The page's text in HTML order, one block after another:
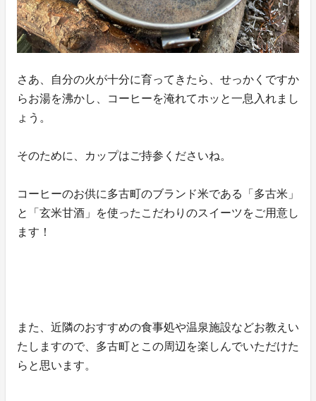
さあ、自分の火が十分に育ってきたら、せっかくですか
らお湯を沸かし、コーヒーを淹れてホッと一息入れまし
ょう。
そのために、カップはご持参くださいね。
コーヒーのお供に多古町のブランド米である「多古米」
と「玄米甘酒」を使ったこだわりのスイーツをご用意し
ます！
また、近隣のおすすめの食事処や温泉施設などお教えい
たしますので、多古町とこの周辺を楽しんでいただけた
らと思います。